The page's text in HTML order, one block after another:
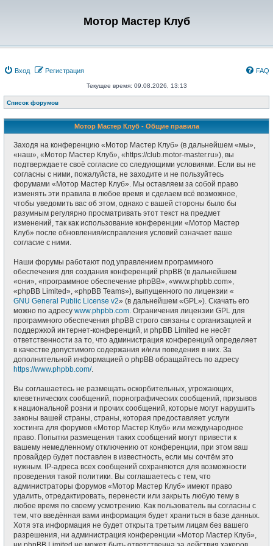
Мотор Мастер Клуб
Вход Регистрация FAQ
Текущее время: 09.08.2026, 13:13
Список форумов
Мотор Мастер Клуб - Общие правила
Заходя на конференцию «Мотор Мастер Клуб» (в дальнейшем «мы»,
«наш», «Мотор Мастер Клуб», «https://club.motor-master.ru»), вы
подтверждаете своё согласие со следующими условиями. Если вы не
согласны с ними, пожалуйста, не заходите и не пользуйтесь
форумами «Мотор Мастер Клуб». Мы оставляем за собой право
изменять эти правила в любое время и сделаем всё возможное,
чтобы уведомить вас об этом, однако с вашей стороны было бы
разумным регулярно просматривать этот текст на предмет
изменений, так как использование конференции «Мотор Мастер
Клуб» после обновления/исправления условий означает ваше
согласие с ними.
Наши форумы работают под управлением программного
обеспечения для создания конференций phpBB (в дальнейшем
«они», «программное обеспечение phpBB», «www.phpbb.com»,
«phpBB Limited», «phpBB Teams»), выпущенного по лицензии «
GNU General Public License v2» (в дальнейшем «GPL»). Скачать его
можно по адресу www.phpbb.com. Ограничения лицензии GPL для
программного обеспечения phpBB строго связаны с организацией и
поддержкой интернет-конференций, и phpBB Limited не несёт
ответственности за то, что администрация конференций определяет
в качестве допустимого содержания и/или поведения в них. За
дополнительной информацией о phpBB обращайтесь по адресу
https://www.phpbb.com/.
Вы соглашаетесь не размещать оскорбительных, угрожающих,
клеветнических сообщений, порнографических сообщений, призывов
к национальной розни и прочих сообщений, которые могут нарушить
законы вашей страны, страны, которая предоставляет услуги
хостинга для форумов «Мотор Мастер Клуб» или международное
право. Попытки размещения таких сообщений могут привести к
вашему немедленному отключению от конференции, при этом ваш
провайдер будет поставлен в известность, если мы сочтём это
нужным. IP-адреса всех сообщений сохраняются для возможности
проведения такой политики. Вы соглашаетесь с тем, что
администраторы форумов «Мотор Мастер Клуб» имеют право
удалить, отредактировать, перенести или закрыть любую тему в
любое время по своему усмотрению. Как пользователь вы согласны с
тем, что введённая вами информация будет храниться в базе данных.
Хотя эта информация не будет открыта третьим лицам без вашего
разрешения, ни администрация конференции «Мотор Мастер Клуб»,